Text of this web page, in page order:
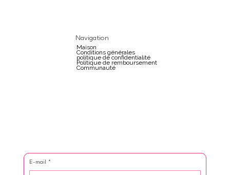
Navigation
Maison
Conditions générales
politique de confidentialité
Politique de remboursement
Communauté
E-mail *